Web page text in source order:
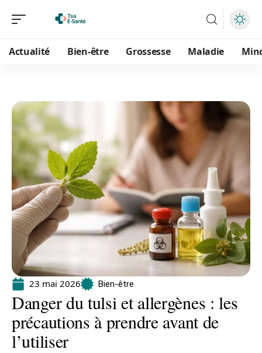
Actualité Bien-être Grossesse Maladie
23 mai 2026 Bien-être
Danger du tulsi et allergènes : les
précautions à prendre avant de
l’utiliser